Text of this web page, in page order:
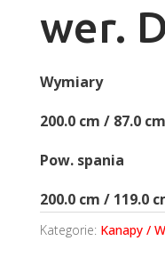
wer.
Wymiary
200.0 cm / 87.0
Pow. spania
200.0 cm / 119.0
Kategorie: Kanapy /